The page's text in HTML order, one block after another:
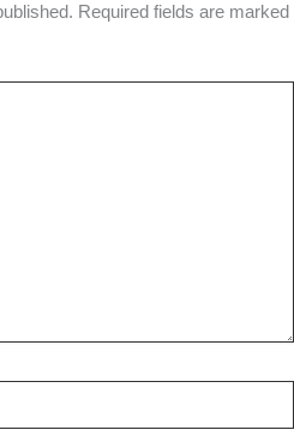
Required fields are marked